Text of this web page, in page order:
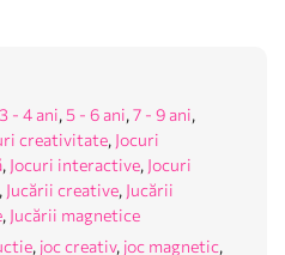
3 - 4 ani, 5 - 6 ani, 7 - 9 ani,
creativitate, Jocuri
, Jocuri interactive, Jocuri
, Jucării creative, Jucării
, Jucării magnetice
, joc creativ, joc magnetic,